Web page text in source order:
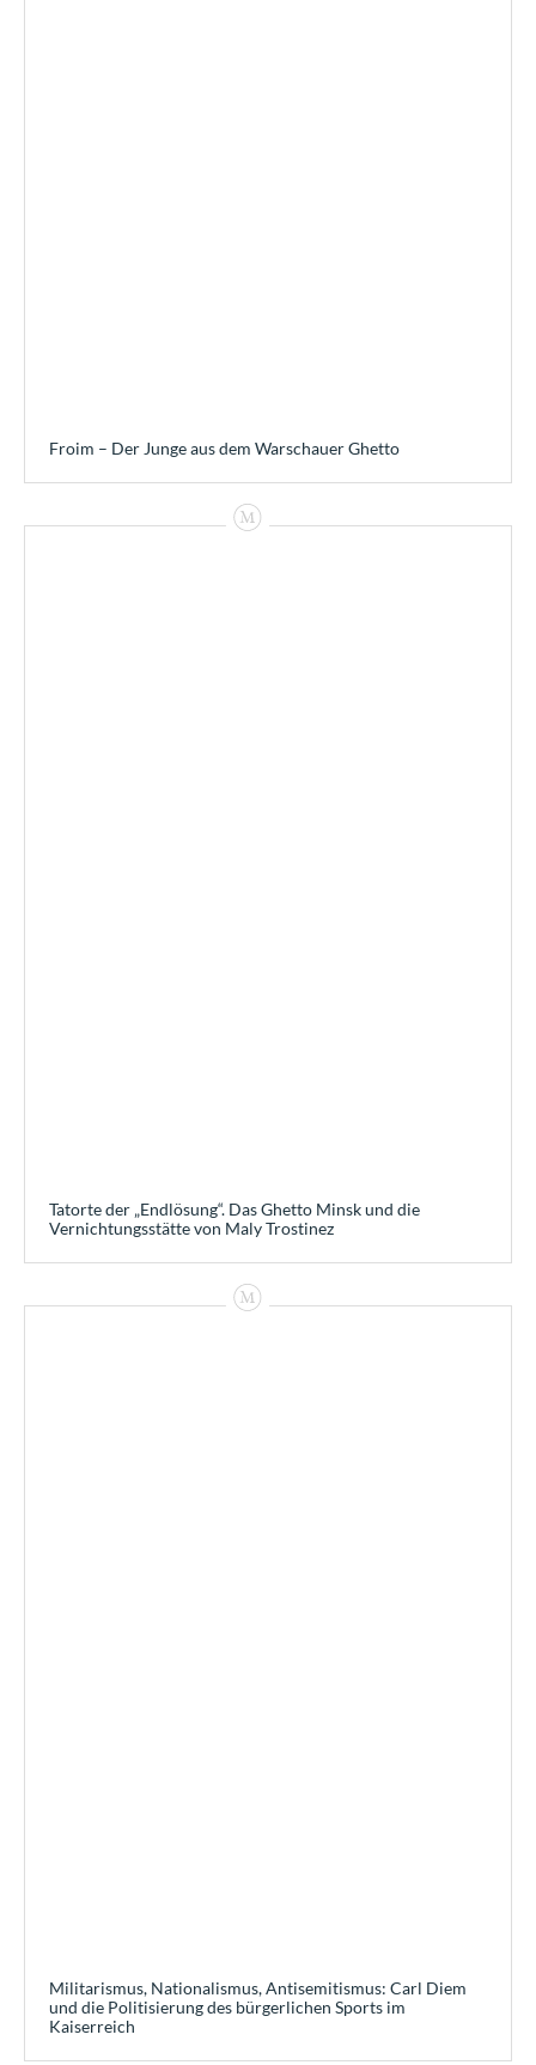
Froim – Der Junge aus dem Warschauer Ghetto
Tatorte der „Endlösung“. Das Ghetto Minsk und die
Vernichtungsstätte von Maly Trostinez
Militarismus, Nationalismus, Antisemitismus: Carl Diem
und die Politisierung des bürgerlichen Sports im
Kaiserreich